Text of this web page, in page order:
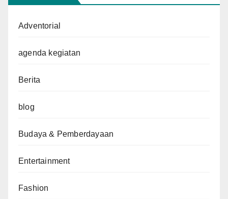
Adventorial
agenda kegiatan
Berita
blog
Budaya & Pemberdayaan
Entertainment
Fashion